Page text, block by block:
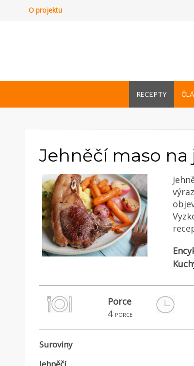
O projektu
RECEPTY
Jehněčí maso
Porce
4 porce
Suroviny